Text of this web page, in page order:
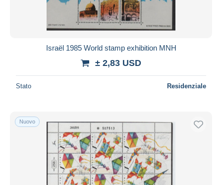
Israël 1985 World stamp exhibition MNH
± 2,83 USD
Stato Residenziale
Nuovo